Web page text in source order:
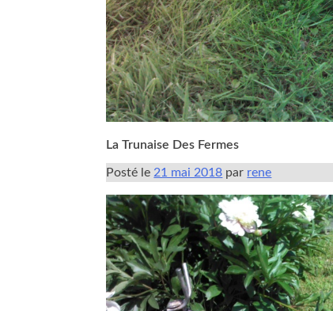
La Trunaise Des Fermes
Posté le 21 mai 2018 par rene